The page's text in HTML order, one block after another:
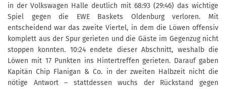
in der Volkswagen Halle deutlich mit 68:93 (29:46) das wichtige
Spiel gegen die EWE Baskets Oldenburg verloren. Mit
entscheidend war das zweite Viertel, in dem die Löwen offensiv
komplett aus der Spur gerieten und die Gäste im Gegenzug nicht
stoppen konnten. 10:24 endete dieser Abschnitt, weshalb die
Löwen mit 17 Punkten ins Hintertreffen gerieten. Darauf gaben
Kapitän Chip Flanigan & Co. in der zweiten Halbzeit nicht die
nötige Antwort – stattdessen wuchs der Rückstand gegen